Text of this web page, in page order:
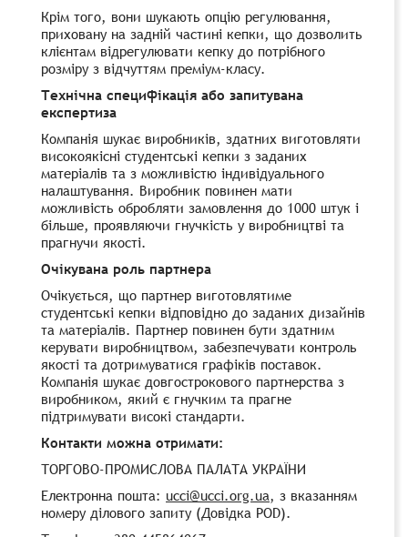
Крім того, вони шукають опцію регулювання,
приховану на задній частині кепки, що дозволить
клієнтам відрегулювати кепку до потрібного
розміру з відчуттям преміум-класу.
Технічна специфікація або запитувана
експертиза
Компанія шукає виробників, здатних виготовляти
високоякісні студентські кепки з заданих
матеріалів та з можливістю індивідуального
налаштування. Виробник повинен мати
можливість обробляти замовлення до 1000 штук і
більше, проявляючи гнучкість у виробництві та
прагнучи якості.
Очікувана роль партнера
Очікується, що партнер виготовлятиме
студентські кепки відповідно до заданих дизайнів
та матеріалів. Партнер повинен бути здатним
керувати виробництвом, забезпечувати контроль
якості та дотримуватися графіків поставок.
Компанія шукає довгострокового партнерства з
виробником, який є гнучким та прагне
підтримувати високі стандарти.
Контакти можна отримати:
ТОРГОВО-ПРОМИСЛОВА ПАЛАТА УКРАЇНИ
Електронна пошта: ucci@ucci.org.ua, з вказанням
номеру ділового запиту (Довідка POD).